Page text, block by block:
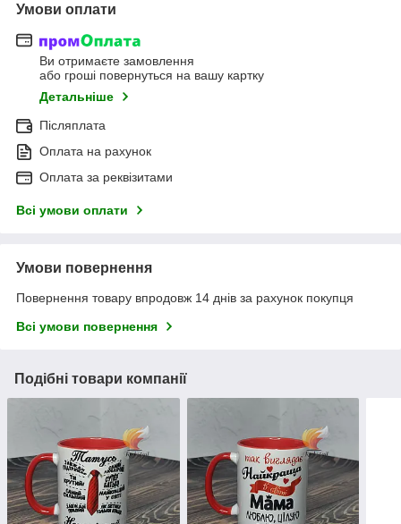
Умови оплати
Ви отримаєте замовлення
або гроші повернуться на вашу картку
Детальніше
Післяплата
Оплата на рахунок
Оплата за реквізитами
Всі умови оплати
Умови повернення
Повернення товару впродовж 14 днів за рахунок покупця
Всі умови повернення
Подібні товари компанії